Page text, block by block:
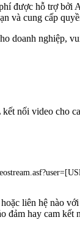
được hỗ trợ bởi
và cung cấp
doanh nghiệp,
nối video cho
liên hệ nào
đảm hay cam kết